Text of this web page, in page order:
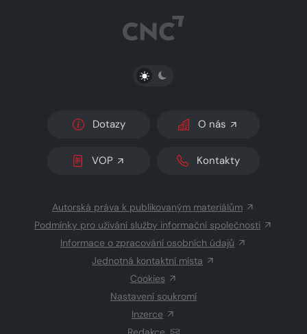
PŘEPNOUT SVĚTLÝ/TMAVÝ REŽIM
Dotazy O nás
VOP Kontakty
Autorská práva k publikovaným materiálům
Podmínky pro užívání služby informační společnosti
Informace o zpracování osobních údajů
Jednotná kontaktní místa
Cookies
Nastavení soukromí
Inzerce